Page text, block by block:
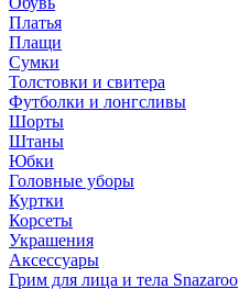
Платья
Плащи
Сумки
Толстовки и свитера
Футболки и лонгсливы
Шорты
Штаны
Юбки
Головные уборы
Куртки
Корсеты
Украшения
Аксессуары
Грим для лица и тела Snazaroo